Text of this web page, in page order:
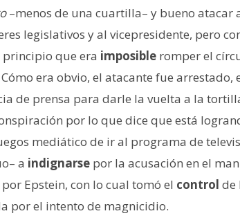
–menos de una cuartilla– y bueno atacar
legislativos y al vicepresidente, pero
que era imposible romper el
era obvio, el atacante fue arrestado,
de prensa para darle la vuelta a la
por lo que dice que está
mediático de ir al programa de
a indignarse por la acusación en el
Epstein, con lo cual tomó el control de
por el intento de magnicidio.